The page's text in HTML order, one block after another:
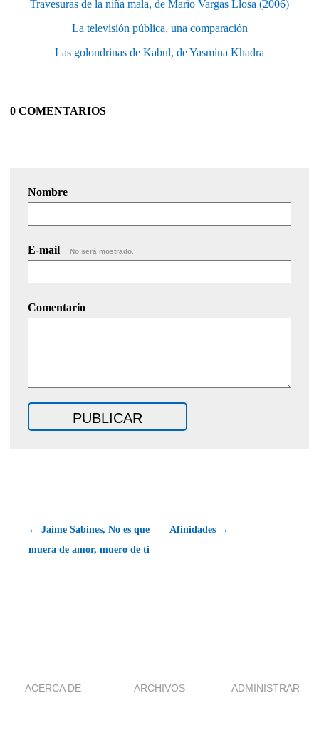
Travesuras de la niña mala, de Mario Vargas Llosa (2006)
La televisión pública, una comparación
Las golondrinas de Kabul, de Yasmina Khadra
0 COMENTARIOS
Nombre
E-mail No será mostrado.
Comentario
← Jaime Sabines, No es que
muera de amor, muero de ti
Afinidades →
ACERCA DE ARCHIVOS ADMINISTRAR